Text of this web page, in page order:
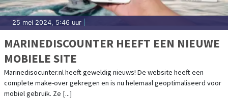
25 mei 2024, 5:46 uur
MARINEDISCOUNTER HEEFT EEN NIEUWE
MOBIELE SITE
Marinedisocunter.nl heeft geweldig nieuws! De website heeft een
complete make-over gekregen en is nu helemaal geoptimaliseerd voor
mobiel gebruik. Ze [...]